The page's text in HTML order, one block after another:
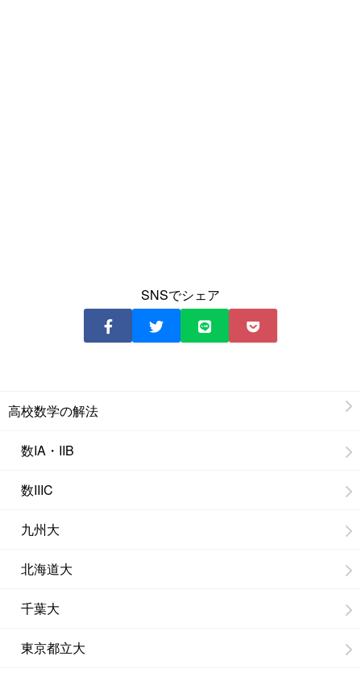
SNSでシェア
高校数学の解法
数IA・IIB
数IIIC
九州大
北海道大
千葉大
東京都立大